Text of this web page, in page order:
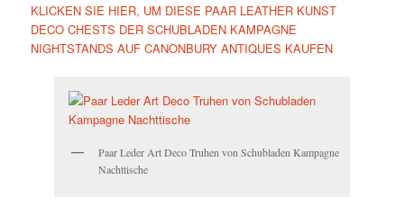
KLICKEN SIE HIER, UM DIESE PAAR LEATHER KUNST
DECO CHESTS DER SCHUBLADEN KAMPAGNE
NIGHTSTANDS AUF CANONBURY ANTIQUES KAUFEN
Paar Leder Art Deco Truhen von Schubladen Kampagne
Nachttische